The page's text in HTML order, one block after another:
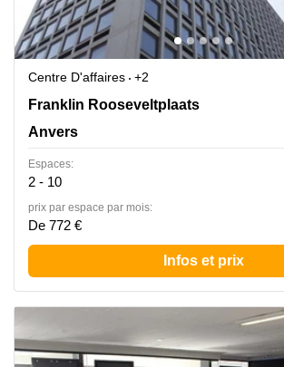
Centre D'affaires
+2
Franklin Rooseveltplaats 12, Anvers
Franklin Rooseveltplaats
Anvers
Espaces:
2 - 10
prix par espace par mois:
De 772 €
Infos et prix